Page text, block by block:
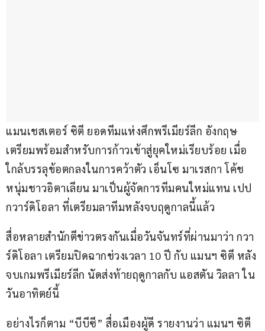
แมนเชสเตอร์ ซิตี ยอดทีมแห่งศึกพรีเมียร์ลีก อังกฤษ
เตรียมพร้อมสำหรับการก้าวเข้าสู่ยุคใหม่เรียบร้อย เมื่อ
ใกล้บรรลุข้อตกลงในการคว้าตัว เอ็นโซ มาเรสกา โค้ช
หนุ่มชาวอิตาเลียน มาเป็นผู้จัดการทีมคนใหม่แทน เปป
กวาร์ดิโอลา ที่เตรียมลาทีมหลังจบฤดูกาลนี้แล้ว
สื่อหลายสำนักตีข่าวตรงกันเมื่อวันจันทร์ที่ผ่านมาว่า กวา
ร์ดิโอลา เตรียมปิดฉากช่วงเวลา 10 ปี กับ แมนฯ ซิตี หลัง
จบเกมพรีเมียร์ลีก นัดส่งท้ายฤดูกาลกับ แอสตัน วิลลา ใน
วันอาทิตย์นี้
อย่างไรก็ตาม “บีบีซี” สื่อเมืองผู้ดี รายงานว่า แมนฯ ซิตี